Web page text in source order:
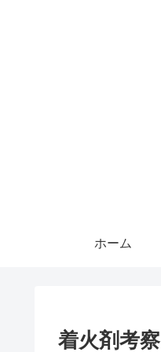
ホーム
着火剤考察